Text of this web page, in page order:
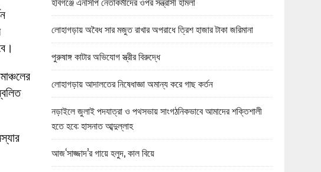
লোহাগড়ায় অবৈধ সার মজুত রাখার অপরাধে ত্রিশ হাজার টাকা জরিমানা
পুরুষাঙ্গ কাটার অভিযোগ স্ত্রীর বিরুদ্ধে
লোহাগড়ায় আদালতের নিষেধাজ্ঞা অমান্য করে গাছ কর্তন
নড়াইলে জুলাই পদযাত্রা ও পথসভায় সাংগঠনিকভাবে আমাদের শক্তিশালী
হতে হবে: হাসনাত আব্দুল্লাহ
আজ‘সাজ্জাদ’র গায়ে হলুদ, কাল বিয়ে